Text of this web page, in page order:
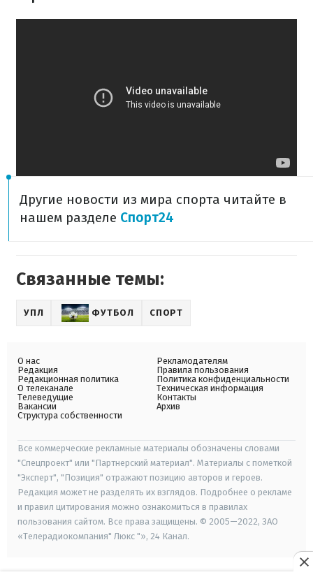
Другие новости из мира спорта читайте в
нашем разделе Спорт24
Связанные темы:
УПЛ ФУТБОЛ СПОРТ
О нас
Редакция
Редакционная политика
О телеканале
Телеведущие
Вакансии
Структура собственности
Рекламодателям
Правила пользования
Политика конфиденциальности
Техническая информация
Контакты
Архив
Все коммерческие рекламные материалы обозначены словами
"Спецпроект" или "Партнерский материал". Материалы с пометкой
"Эксперт", "Позиция" отражают позицию авторов и героев.
Редакция может не разделять их взглядов. Подробнее о рекламе
и правил цитирования можно ознакомиться в правилах
пользования сайтом. Все права защищены. © 2005—2022, ЗАО
«Телерадиокомпания" Люкс "», 24 Канал.